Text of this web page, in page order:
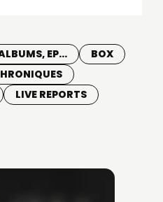
EP...
BOX
LIVE REPORTS